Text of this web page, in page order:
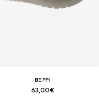
BEPPI
63,00€